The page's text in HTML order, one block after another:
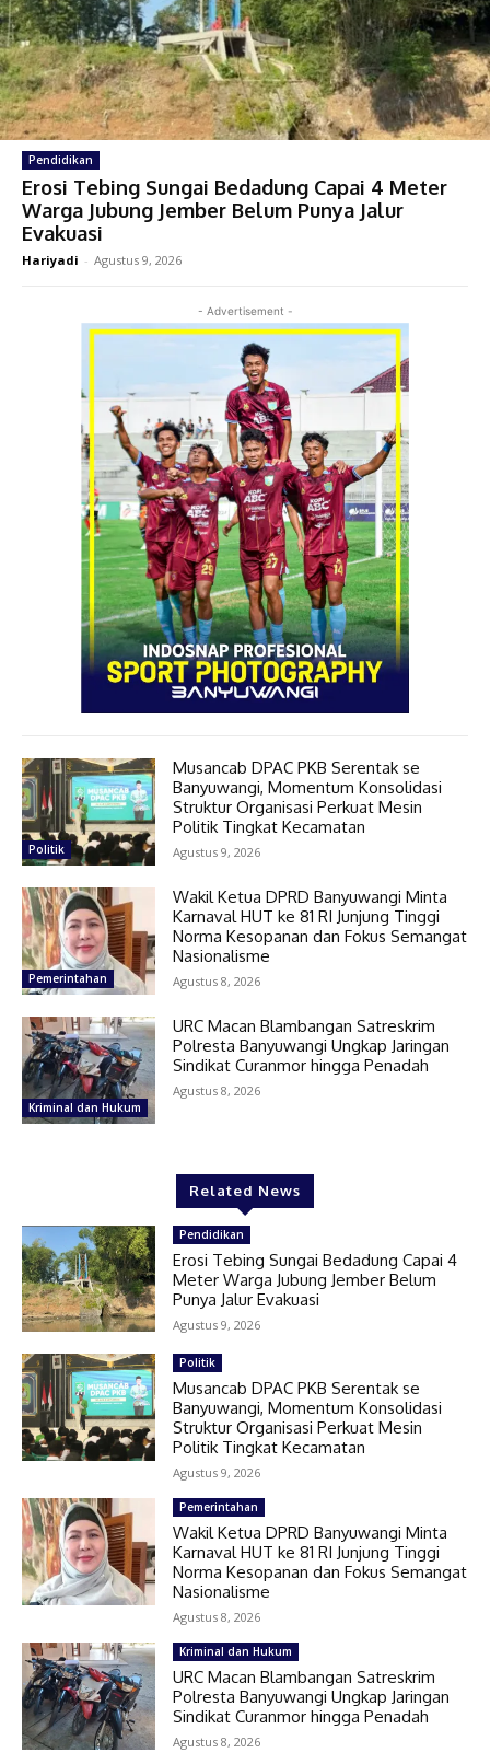
Pendidikan
Erosi Tebing Sungai Bedadung Capai 4 Meter
Warga Jubung Jember Belum Punya Jalur
Evakuasi
Hariyadi - Agustus 9, 2026
- Advertisement -
Politik
Musancab DPAC PKB Serentak se
Banyuwangi, Momentum Konsolidasi
Struktur Organisasi Perkuat Mesin
Politik Tingkat Kecamatan
Agustus 9, 2026
Pemerintahan
Wakil Ketua DPRD Banyuwangi Minta
Karnaval HUT ke 81 RI Junjung Tinggi
Norma Kesopanan dan Fokus Semangat
Nasionalisme
Agustus 8, 2026
Kriminal dan Hukum
URC Macan Blambangan Satreskrim
Polresta Banyuwangi Ungkap Jaringan
Sindikat Curanmor hingga Penadah
Agustus 8, 2026
Related News
Pendidikan
Erosi Tebing Sungai Bedadung Capai 4
Meter Warga Jubung Jember Belum
Punya Jalur Evakuasi
Agustus 9, 2026
Politik
Musancab DPAC PKB Serentak se
Banyuwangi, Momentum Konsolidasi
Struktur Organisasi Perkuat Mesin
Politik Tingkat Kecamatan
Agustus 9, 2026
Pemerintahan
Wakil Ketua DPRD Banyuwangi Minta
Karnaval HUT ke 81 RI Junjung Tinggi
Norma Kesopanan dan Fokus Semangat
Nasionalisme
Agustus 8, 2026
Kriminal dan Hukum
URC Macan Blambangan Satreskrim
Polresta Banyuwangi Ungkap Jaringan
Sindikat Curanmor hingga Penadah
Agustus 8, 2026